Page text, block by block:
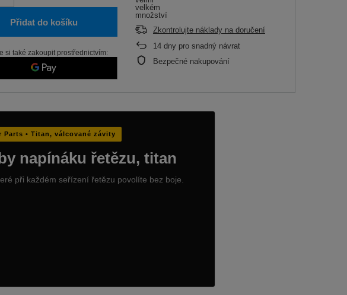
Přidat do košíku
si také zakoupit prostřednictvím:
Zkontrolujte náklady na doručení
14 dny pro snadný návrat
Bezpečné nakupování
Parts • Titan, válcované závity
napínáku řetězu, titan
při každém seřízení řetězu povolíte bez boje.